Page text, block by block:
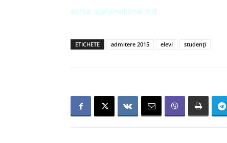
sursa: ziarulnational.md
ETICHETE admitere 2015 elevi studenți